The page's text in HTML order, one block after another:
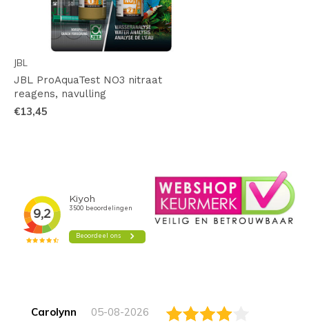
JBL
JBL ProAquaTest NO3 nitraat
reagens, navulling
€13,45
Carolynn 05-08-2026